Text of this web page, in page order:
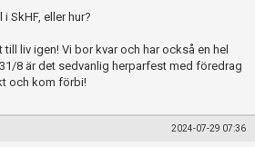
SkHF, eller hur?
liv igen! Vi bor kvar och har också en hel
8 är det sedvanlig herparfest med föredrag
och kom förbi!
2024-07-29 07:36